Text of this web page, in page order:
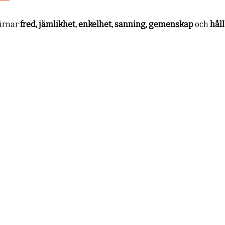
fred, jämlikhet, enkelhet, sanning, gemenskapoch